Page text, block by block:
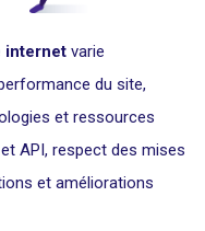
internet varie
du site,
et ressources
API, respect des mises
et améliorations